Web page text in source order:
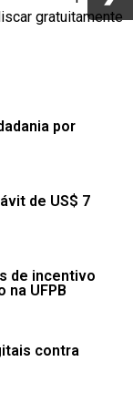
gratuitamente
por
de US$ 7
de incentivo
UFPB
contra